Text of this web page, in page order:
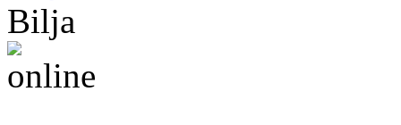
Bilja